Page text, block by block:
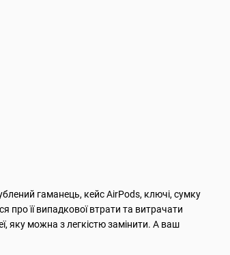
гаманець, кейс AirPods, ключі, сумку
про її випадкової втрати та витрачати
яку можна з легкістю замінити. А ваш